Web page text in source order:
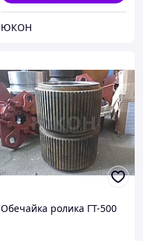
ЮКОН
Обечайка ролика ГТ-500